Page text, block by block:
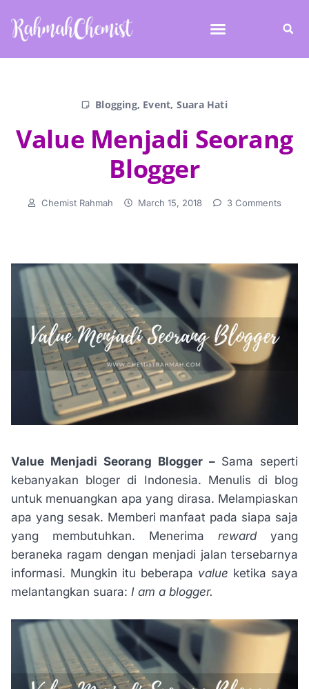
Blogging, Event, Suara Hati
Value Menjadi Seorang
Blogger
Chemist Rahmah March 15, 2018 3 Comments
Value Menjadi Seorang Blogger – Sama seperti
kebanyakan bloger di Indonesia. Menulis di blog
untuk menuangkan apa yang dirasa. Melampiaskan
apa yang sesak. Memberi manfaat pada siapa saja
yang membutuhkan. Menerima reward yang
beraneka ragam dengan menjadi jalan tersebarnya
informasi. Mungkin itu beberapa value ketika saya
melantangkan suara: I am a blogger.